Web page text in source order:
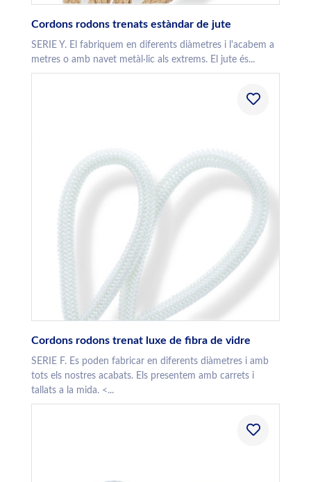
Cordons rodons trenats estàndar de jute
SERIE Y. El fabriquem en diferents diàmetres i l'acabem a
metres o amb navet metàl·lic als extrems. El jute és...
Cordons rodons trenat luxe de fibra de vidre
SERIE F. Es poden fabricar en diferents diàmetres i amb
tots els nostres acabats. Els presentem amb carrets i
tallats a la mida. <...